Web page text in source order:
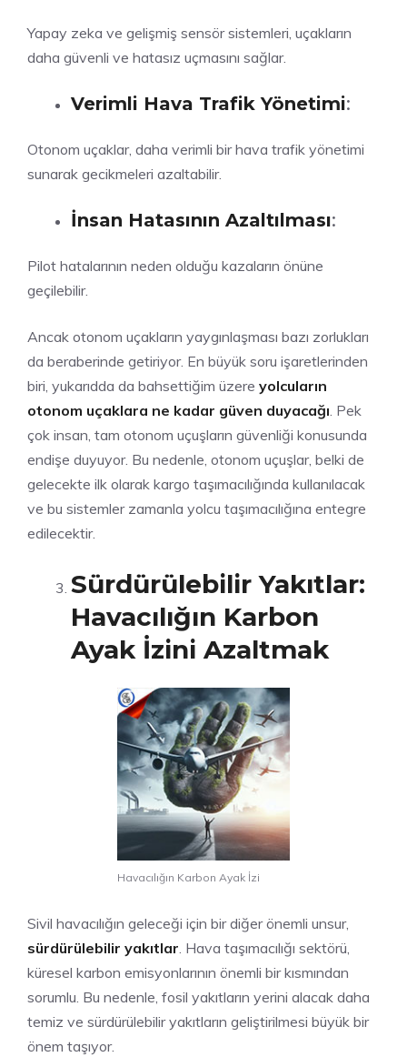
Yapay zeka ve gelişmiş sensör sistemleri, uçakların
daha güvenli ve hatasız uçmasını sağlar.
Verimli Hava Trafik Yönetimi:
Otonom uçaklar, daha verimli bir hava trafik yönetimi
sunarak gecikmeleri azaltabilir.
İnsan Hatasının Azaltılması:
Pilot hatalarının neden olduğu kazaların önüne
geçilebilir.
Ancak otonom uçakların yaygınlaşması bazı zorlukları
da beraberinde getiriyor. En büyük soru işaretlerinden
biri, yukarıdda da bahsettiğim üzere yolcuların
otonom uçaklara ne kadar güven duyacağı. Pek
çok insan, tam otonom uçuşların güvenliği konusunda
endişe duyuyor. Bu nedenle, otonom uçuşlar, belki de
gelecekte ilk olarak kargo taşımacılığında kullanılacak
ve bu sistemler zamanla yolcu taşımacılığına entegre
edilecektir.
Sürdürülebilir Yakıtlar:
Havacılığın Karbon
Ayak İzini Azaltmak
Havacılığın Karbon Ayak İzi
Sivil havacılığın geleceği için bir diğer önemli unsur,
sürdürülebilir yakıtlar. Hava taşımacılığı sektörü,
küresel karbon emisyonlarının önemli bir kısmından
sorumlu. Bu nedenle, fosil yakıtların yerini alacak daha
temiz ve sürdürülebilir yakıtların geliştirilmesi büyük bir
önem taşıyor.